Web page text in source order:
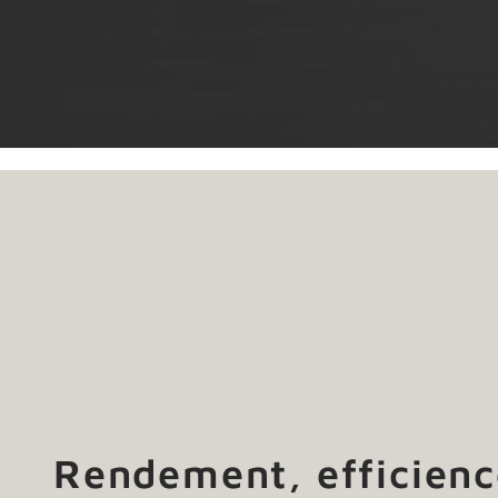
Rendement,